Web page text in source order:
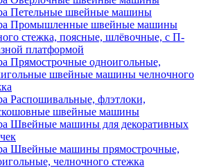
Петельные швейные машины
Промышленные швейные машины
стежка, поясные, шлёвочные, с П-
платформой
Прямострочные одноигольные,
швейные машины челночного
Распошивальные, флэтлоки,
швейные машины
Швейные машины для декоративных
Швейные машины прямострочные,
челночного стежка